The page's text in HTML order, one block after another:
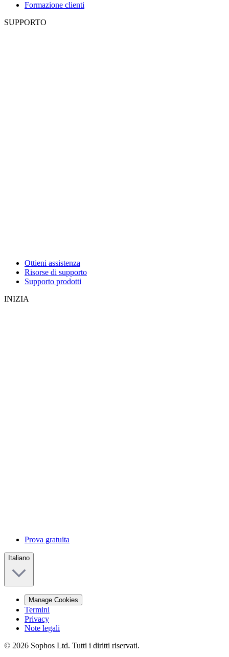
Formazione clienti
SUPPORTO
Ottieni assistenza
Risorse di supporto
Supporto prodotti
INIZIA
Prova gratuita
Italiano
Manage Cookies
Termini
Privacy
Note legali
© 2026 Sophos Ltd. Tutti i diritti riservati.